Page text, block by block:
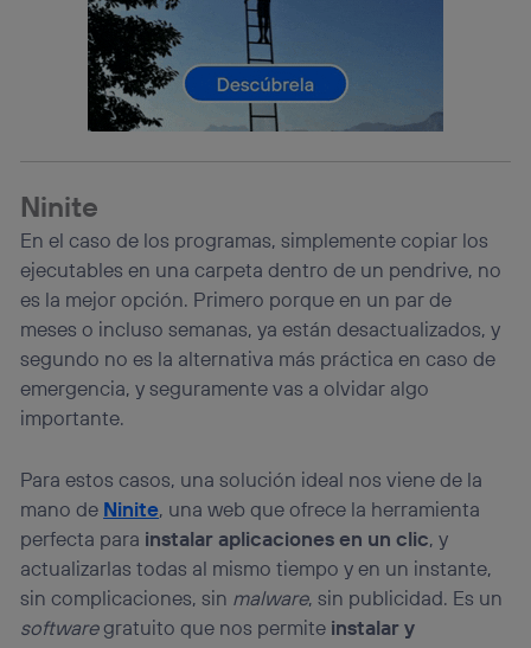
Ninite
En el caso de los programas, simplemente copiar los
ejecutables en una carpeta dentro de un pendrive, no
es la mejor opción. Primero porque en un par de
meses o incluso semanas, ya están desactualizados, y
segundo no es la alternativa más práctica en caso de
emergencia, y seguramente vas a olvidar algo
importante.
Para estos casos, una solución ideal nos viene de la
mano de Ninite, una web que ofrece la herramienta
perfecta para instalar aplicaciones en un clic, y
actualizarlas todas al mismo tiempo y en un instante,
sin complicaciones, sin malware, sin publicidad. Es un
softwaregratuito que nos permite instalar y